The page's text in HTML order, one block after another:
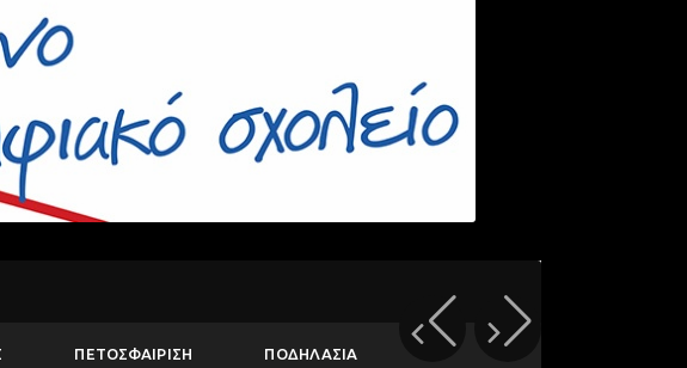
ΠΕΤΟΣΦΑΙΡΙΣΗ ΠΟΔΗΛΑΣΙΑ